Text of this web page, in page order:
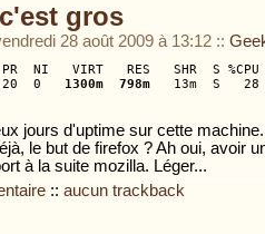
gros
28 août 2009 à 13:12 ::
NI   VIRT   RES   SHR  S %CPU
20  0
1300m  798m
jours d'uptime sur cette machine.
le but de firefox ? Ah oui, avoir
à la suite mozilla. Léger...
:: aucun trackback